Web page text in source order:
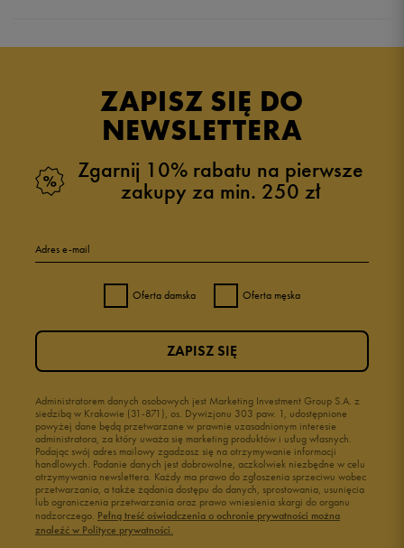
ZAPISZ SIĘ DO
NEWSLETTERA
Zgarnij 10% rabatu na pierwsze
zakupy za min. 250 zł
Adres e-mail
Oferta damska Oferta męska
Administratorem danych osobowych jest Marketing Investment Group S.A. z
siedzibą w Krakowie (31-871), os. Dywizjonu 303 paw. 1, udostępnione
powyżej dane będą przetwarzane w prawnie uzasadnionym interesie
administratora, za który uważa się marketing produktów i usług własnych.
Podając swój adres mailowy zgadzasz się na otrzymywanie informacji
handlowych. Podanie danych jest dobrowolne, aczkolwiek niezbędne w celu
otrzymywania newslettera. Każdy ma prawo do zgłoszenia sprzeciwu wobec
przetwarzania, a także żądania dostępu do danych, sprostowania, usunięcia
lub ograniczenia przetwarzania oraz prawo wniesienia skargi do organu
nadzorczego. Pełną treść oświadczenia o ochronie prywatności można
znaleźć w Polityce prywatności.
ZAPISZ SIĘ